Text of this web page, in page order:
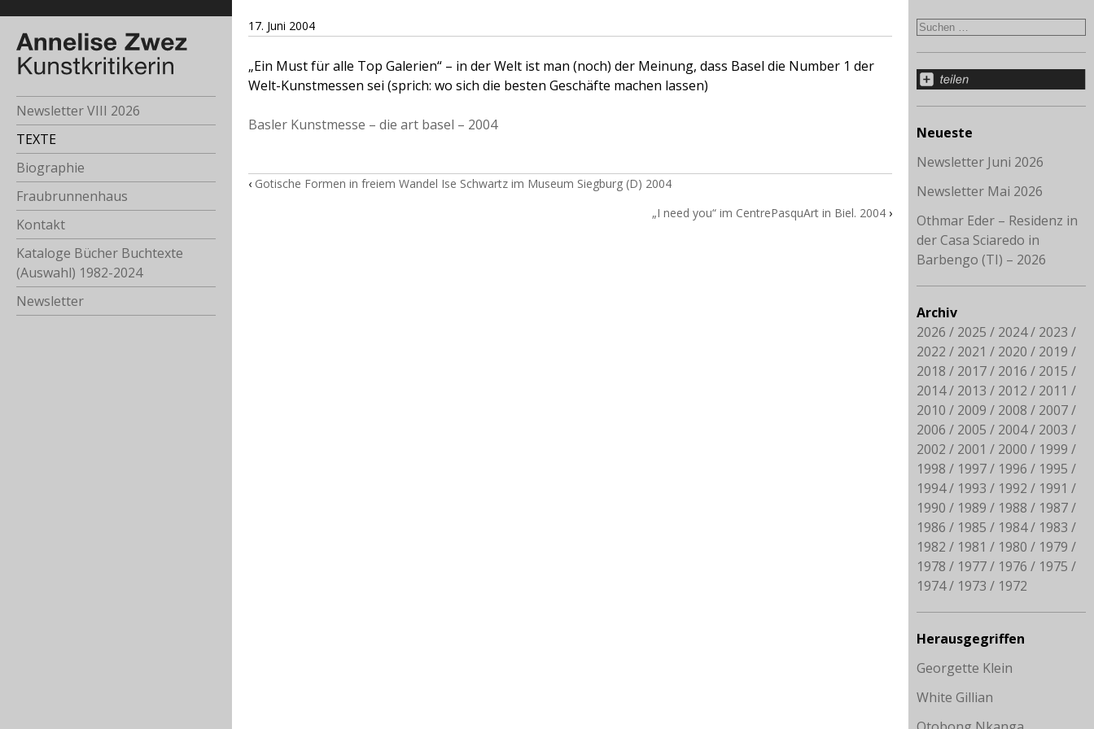
Newsletter VIII 2026
TEXTE
Biographie
Fraubrunnenhaus
Kontakt
Kataloge Bücher Buchtexte
(Auswahl) 1982-2024
Newsletter
17. Juni 2004
„Ein Must für alle Top Galerien“ – in der Welt ist man (noch) der Meinung, dass Basel die Number 1 der
Welt-Kunstmessen sei (sprich: wo sich die besten Geschäfte machen lassen)
Basler Kunstmesse – die art basel – 2004
‹ Gotische Formen in freiem Wandel Ise Schwartz im Museum Siegburg (D) 2004
„I need you“ im CentrePasquArt in Biel. 2004›
Neueste
Newsletter Juni 2026
Newsletter Mai 2026
Othmar Eder – Residenz in
der Casa Sciaredo in
Barbengo (TI) – 2026
Archiv
2026
2025 2024
2023
2022
2021 2020
2019
2018
2017 2016
2015
2014
2013 2012
2011
2010
2009 2008
2007
2006
2005 2004
2003
2002
2001 2000
1999
1998
1997 1996
1995
1994
1993 1992
1991
1990
1989 1988
1987
1986
1985 1984
1983
1982
1981 1980
1979
1978
1977 1976
1975
1974
1973 1972
Herausgegriffen
Georgette Klein
White Gillian